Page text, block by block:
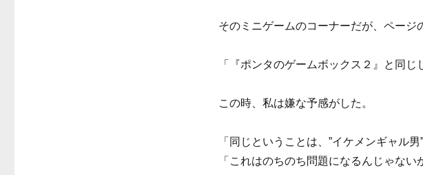
そのミニゲームのコーナーだが、ページ
「『ポンタのゲームボックス２』と同じ
この時、私は嫌な予感がした。
「同じということは、”イケメンギャル男
「これはのちのち問題になるんじゃない